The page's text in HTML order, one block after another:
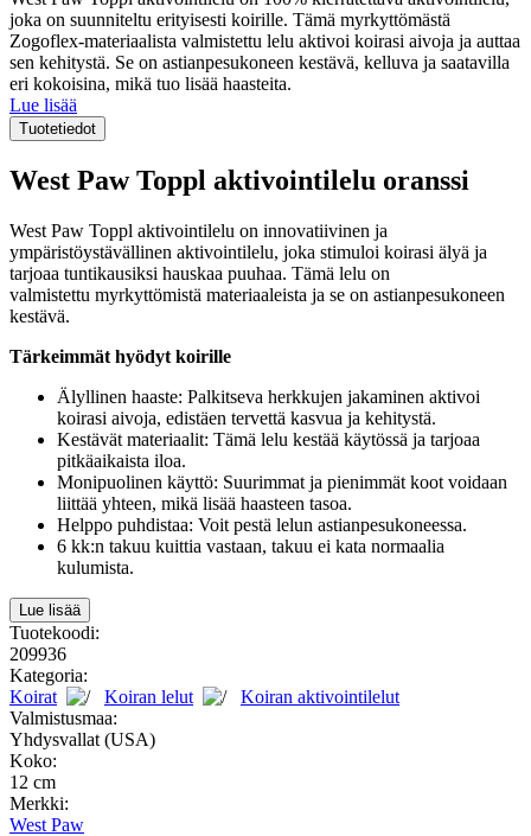
joka on suunniteltu erityisesti koirille. Tämä myrkyttömästä
Zogoflex-materiaalista valmistettu lelu aktivoi koirasi aivoja ja auttaa
sen kehitystä. Se on astianpesukoneen kestävä, kelluva ja saatavilla
eri kokoisina, mikä tuo lisää haasteita.
Lue lisää
Tuotetiedot
West Paw Toppl aktivointilelu oranssi
West Paw Toppl aktivointilelu on innovatiivinen ja
ympäristöystävällinen aktivointilelu, joka stimuloi koirasi älyä ja
tarjoaa tuntikausiksi hauskaa puuhaa. Tämä lelu on
valmistettu myrkyttömistä materiaaleista ja se on astianpesukoneen
kestävä.
Tärkeimmät hyödyt koirille
Älyllinen haaste: Palkitseva herkkujen jakaminen aktivoi
koirasi aivoja, edistäen tervettä kasvua ja kehitystä.
Kestävät materiaalit: Tämä lelu kestää käytössä ja tarjoaa
pitkäaikaista iloa.
Monipuolinen käyttö: Suurimmat ja pienimmät koot voidaan
liittää yhteen, mikä lisää haasteen tasoa.
Helppo puhdistaa: Voit pestä lelun astianpesukoneessa.
6 kk:n takuu kuittia vastaan, takuu ei kata normaalia
kulumista.
Lue lisää
Tuotekoodi:
209936
Kategoria:
Koirat
Koiran lelut
Koiran aktivointilelut
Valmistusmaa:
Yhdysvallat (USA)
Koko:
12 cm
Merkki:
West Paw